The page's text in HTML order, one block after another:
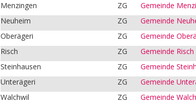
Menzingen
ZG
Gemeinde
Neuheim
ZG
Gemeinde
Oberägeri
ZG
Gemeinde
Risch
ZG
Gemeinde Risch
Steinhausen
ZG
Gemeinde
Unterägeri
ZG
Gemeinde
Walchwil
ZG
Gemeinde